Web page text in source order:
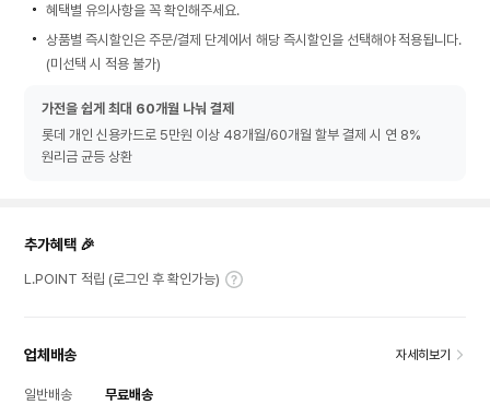
혜택별 유의사항을 꼭 확인해주세요.
상품별 즉시할인은 주문/결제 단계에서 해당 즉시할인을 선택해야 적용됩니다.
(미선택 시 적용 불가)
가전을 쉽게 최대 60개월 나눠 결제
롯데 개인 신용카드로 5만원 이상 48개월/60개월 할부 결제 시 연 8%
원리금 균등 상환
추가혜택 🎉
L.POINT 적립 (로그인 후 확인가능)
업체배송 자세히보기
일반배송 무료배송